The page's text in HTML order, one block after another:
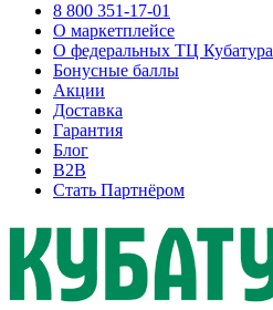
8 800 351-17-01
О маркетплейсе
О федеральных ТЦ Кубатура
Бонусные баллы
Акции
Доставка
Гарантия
Блог
B2B
Стать Партнёром